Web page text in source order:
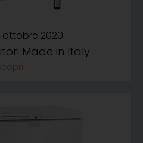
2020
Made in Italy